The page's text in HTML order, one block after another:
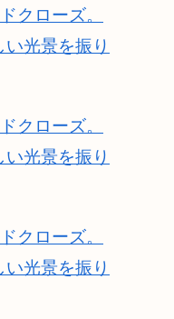
クローズ。
光景を振り
クローズ。
光景を振り
クローズ。
光景を振り